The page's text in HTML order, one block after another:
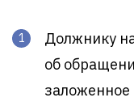
Должнику
об